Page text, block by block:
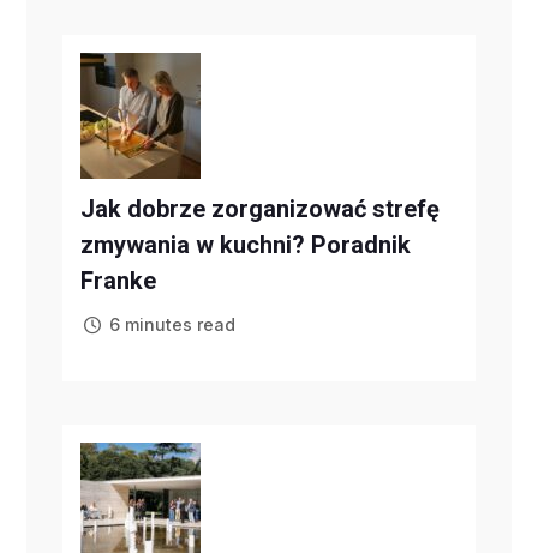
Jak dobrze zorganizować strefę
zmywania w kuchni? Poradnik
Franke
6 minutes read